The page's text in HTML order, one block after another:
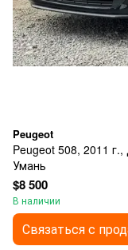
Peugeot
Peugeot 508, 2011
Умань
$8 500
В наличии
Связаться с